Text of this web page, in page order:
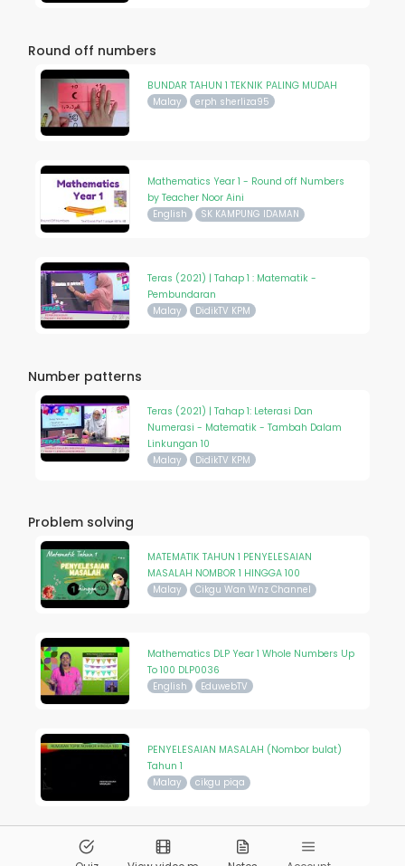
Round off numbers
BUNDAR TAHUN 1 TEKNIK PALING MUDAH
Malay erph sherliza95
Mathematics Year 1 - Round off Numbers
by Teacher Noor Aini
English SK KAMPUNG IDAMAN
Teras (2021) | Tahap 1 : Matematik -
Pembundaran
Malay DidikTV KPM
Number patterns
Teras (2021) | Tahap 1: Leterasi Dan
Numerasi - Matematik - Tambah Dalam
Linkungan 10
Malay DidikTV KPM
Problem solving
MATEMATIK TAHUN 1 PENYELESAIAN
MASALAH NOMBOR 1 HINGGA 100
Malay Cikgu Wan Wnz Channel
Mathematics DLP Year 1 Whole Numbers Up
To 100 DLP0036
English EduwebTV
PENYELESAIAN MASALAH (Nombor bulat)
Tahun 1
Malay cikgu piqa